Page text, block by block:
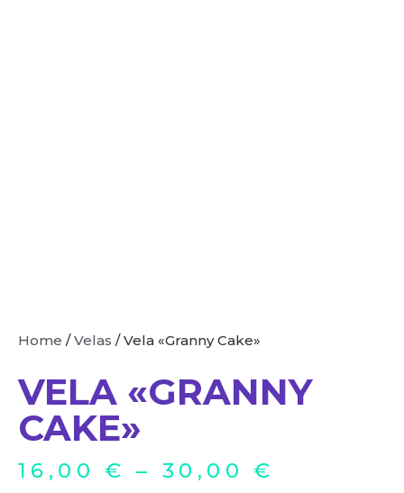
Home /Velas / Vela «Granny Cake»
VELA «GRANNY
CAKE»
16,00€ –30,00€